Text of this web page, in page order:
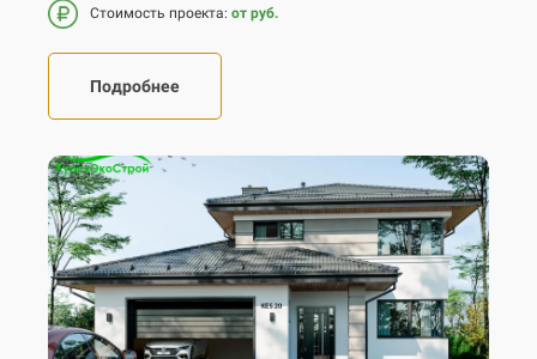
Стоимость проекта: от руб.
Подробнее